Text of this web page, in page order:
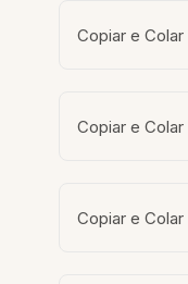
Copiar e
Copiar e
Copiar e